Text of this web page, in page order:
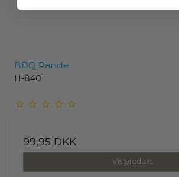
BBQ Pande
H-840
99,95 DKK
Vis produkt